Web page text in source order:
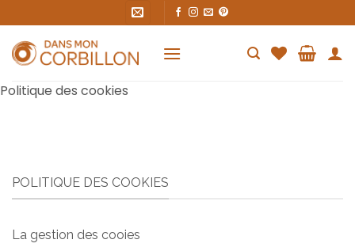
to
content
Politique des cookies
POLITIQUE DES COOKIES
La gestion des cooies